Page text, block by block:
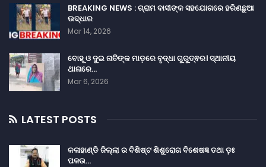
BREAKING NEWS : ଗ୍ରାମ ବାସୀଙ୍କ ସହଯୋଗରେ ହରିଣଛୁଆ
ଉଦ୍ଧାର
Mar 14, 2026
ବୋହୂ ଓ ଦୁଇ ନାତିଙ୍କ ମାଡ଼ରେ ବୃଦ୍ଧା ଗୁରୁତ୍ଵର। ସ୍ଥାନୀୟ
ଥାନାରେ…
Mar 6, 2026
LATEST POSTS
କଳାହାଣ୍ଡି ଜିଲ୍ଲା ର ବିଶିଷ୍ଟ ଶିଶୁରୋଗ ବିଶେଷଜ୍ଞ ତଥା ଡ଼ଃ
ପଳଉ…